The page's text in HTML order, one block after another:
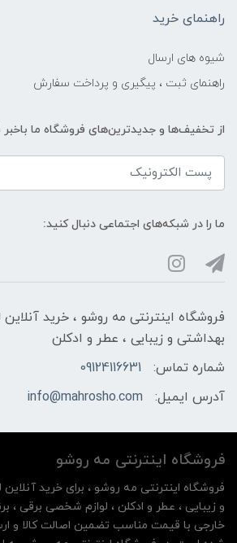
راهنمای خرید
شیوه های ارسال
راهنمای ثبت ، پیگیری و پرداخت سفارش
از تخفیف‌ها و جدیدترین‌های فروشگاه ما
ما را در شبکه‌های اجتماعی دنبال کنید:
فروشگاه اینترنتی مه‌ رو‌شو ، خرید آنلاین
بهداشتی و زیبایی ، عطر و ادکلن
شماره تماس:
09124116631
آدرس ایمیل:
info@mahrosho.com
فروشگاه اینترنتی مه‌ رو‌شو
فروشگاه اینترنتی مه‌ رو‌شو ، برای خرید
و زیبایی ، عطر و ادکلن ، لوازم شخصی برقی ،
خارجی با قیمت مناسب تضمین اصالت کالا و